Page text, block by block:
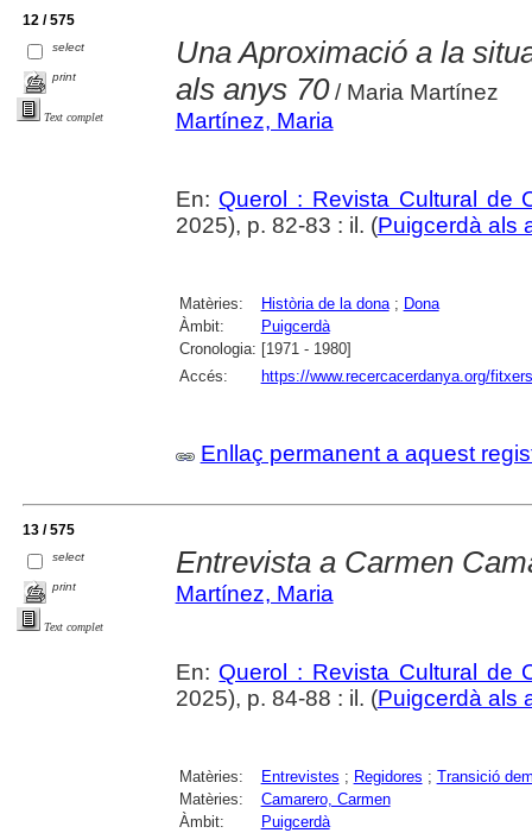
12 / 575
select
print
Text complet
Una Aproximació a la
als anys 70/ Maria Martínez
Martínez, Maria
En: Querol : Revista Cultural de
2025), p. 82-83 : il. (Puigcerdà als
Matèries: Història de la dona; Dona
Àmbit:
Puigcerdà
Cronologia: [1971 - 1980]
Accés:
https://www.recercacerdanya.org/
Enllaç permanent a aquest
13 / 575
select
print
Text complet
Entrevista a Carmen
Martínez, Maria
En: Querol : Revista Cultural de
2025), p. 84-88 : il. (Puigcerdà als
Matèries: Entrevistes ; Regidores ; Transició
Matèries:
Camarero, Carmen
Àmbit:
Puigcerdà